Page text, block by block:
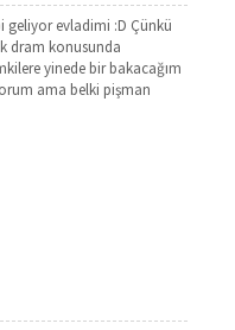
geliyor evladimi :D Çünkü
dram konusunda
yinede bir bakacağım
ama belki pişman